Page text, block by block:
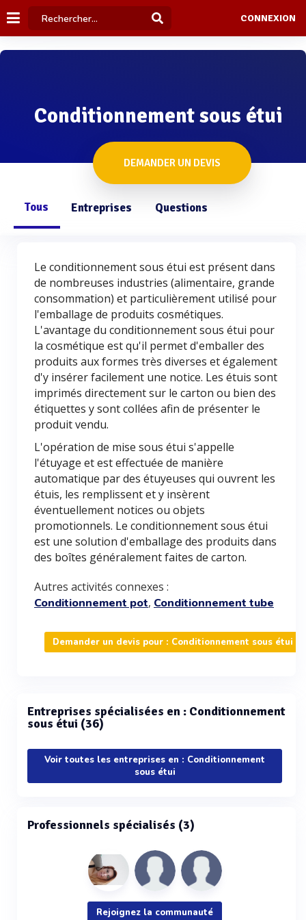
CONNEXION
Conditionnement sous étui
DEMANDER UN DEVIS
Tous Entreprises Questions
Le conditionnement sous étui est présent dans
de nombreuses industries (alimentaire, grande
consommation) et particulièrement utilisé pour
l'emballage de produits cosmétiques.
L'avantage du conditionnement sous étui pour
la cosmétique est qu'il permet d'emballer des
produits aux formes très diverses et également
d'y insérer facilement une notice. Les étuis sont
imprimés directement sur le carton ou bien des
étiquettes y sont collées afin de présenter le
produit vendu.
L'opération de mise sous étui s'appelle
l'étuyage et est effectuée de manière
automatique par des étuyeuses qui ouvrent les
étuis, les remplissent et y insèrent
éventuellement notices ou objets
promotionnels. Le conditionnement sous étui
est une solution d'emballage des produits dans
des boîtes généralement faites de carton.
Autres activités connexes :
Conditionnement pot, Conditionnement tube
Demander un devis pour : Conditionnement sous étui
Entreprises spécialisées en : Conditionnement
sous étui (36)
Voir toutes les entreprises en : Conditionnement
sous étui
Professionnels spécialisés (3)
Rejoignez la communauté